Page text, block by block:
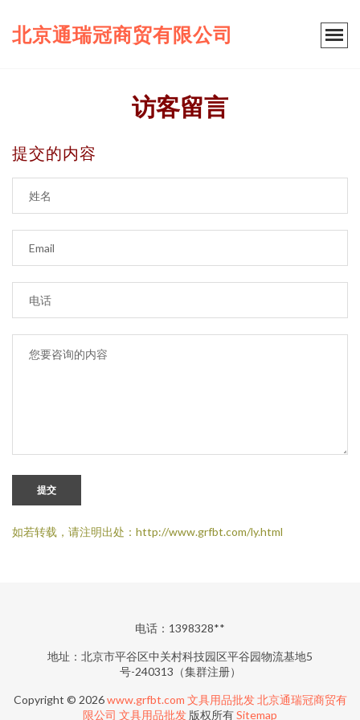
北京通瑞冠商贸有限公司
访客留言
提交的内容
提交
如若转载，请注明出处：http://www.grfbt.com/ly.html
电话：1398328**
地址：北京市平谷区中关村科技园区平谷园物流基地5
号-240313（集群注册）
Copyright © 2026www.grfbt.com 文具用品批发 北京通瑞冠商贸有
限公司 文具用品批发 版权所有Sitemap